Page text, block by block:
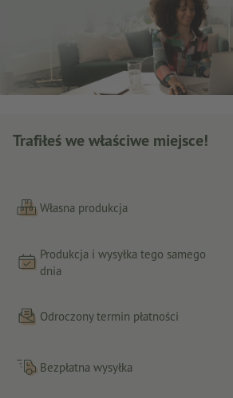
Trafiłeś we właściwe miejsce!
Własna produkcja
Produkcja i wysyłka tego samego
dnia
Odroczony termin płatności
Bezpłatna wysyłka